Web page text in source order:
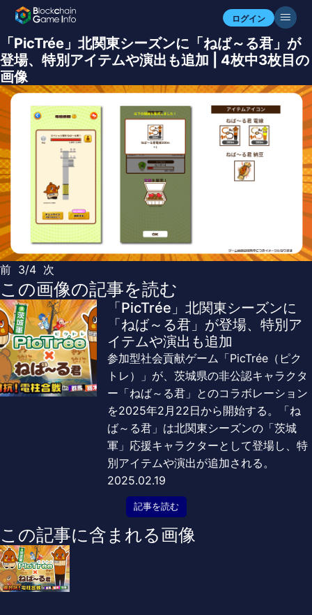
ログイン
「PicTrée」北関東シーズンに「ねば～る君」が
登場、特別アイテムや演出も追加 | 4枚中3枚目の
画像
前 3/4 次
この画像の記事を読む
「PicTrée」北関東シーズンに
「ねば～る君」が登場、特別ア
イテムや演出も追加
参加型社会貢献ゲーム「PicTrée（ピク
トレ）」が、茨城県の非公認キャラクタ
ー「ねば～る君」とのコラボレーション
を2025年2月22日から開始する。「ね
ば～る君」は北関東シーズンの「茨城
軍」応援キャラクターとして登場し、特
別アイテムや演出が追加される。
2025.02.19
記事を読む
この記事に含まれる画像